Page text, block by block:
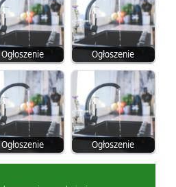
Ogłoszenie Ogłoszenie
Ogłoszenie Ogłoszenie